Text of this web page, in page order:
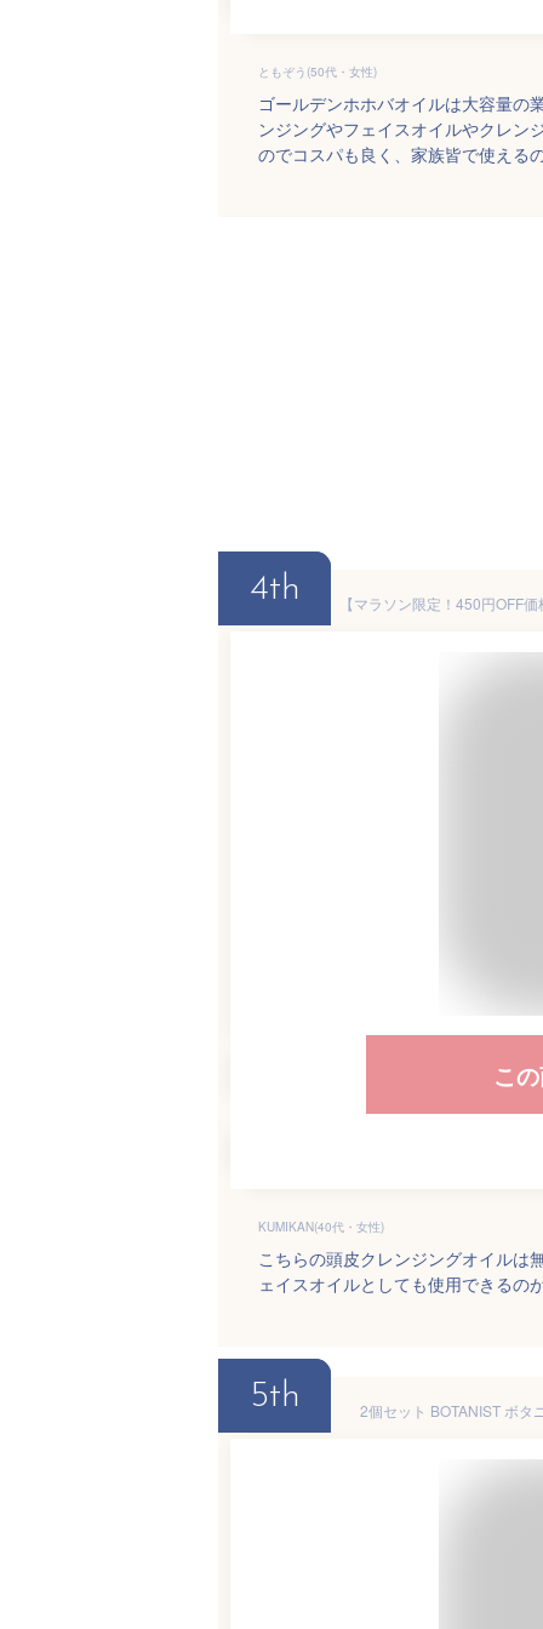
ともぞう(50代・女性)
ゴールデンホホバオイルは大容量の
ンジングやフェイスオイルやクレン
のでコスパも良く、家族皆で使える
4th
こ
KUMIKAN(40代・女性)
こちらの頭皮クレンジングオイルは
ェイスオイルとしても使用できるの
5th 2個セット BOTANIST ボタ